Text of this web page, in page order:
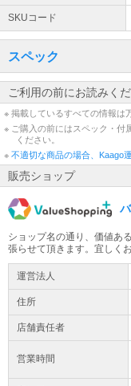
設置工事のお申し込み
ましては新規での工事
ご注文時のエアコン設
にしております。
SKUコード
スペック
ご利用の前にお読みく
※ 掲載しているすべての情報は
※ ご購入の前にはスペック・付
ください。
※ 不適切な商品の場合、Kaago
販売ショップ
ショップ名の通り、価値あ
張らせて頂きます。宜しく
運営法人
住所
店舗責任者
営業時間